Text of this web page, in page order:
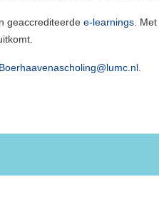
geaccrediteerde e-learnings .
Boerhaavenascholing@lumc.nl